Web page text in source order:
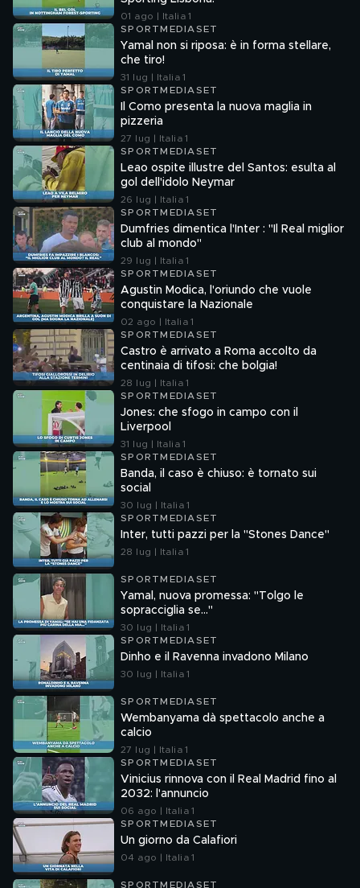
01 ago | Italia 1
SPORTMEDIASET
Yamal non si riposa: è in forma stellare,
che tiro!
31 lug | Italia 1
SPORTMEDIASET
Il Como presenta la nuova maglia in
pizzeria
27 lug | Italia 1
SPORTMEDIASET
Leao ospite illustre del Santos: esulta al
gol dell'idolo Neymar
26 lug | Italia 1
SPORTMEDIASET
Dumfries dimentica l'Inter : "Il Real miglior
club al mondo"
29 lug | Italia 1
SPORTMEDIASET
Agustin Modica, l'oriundo che vuole
conquistare la Nazionale
02 ago | Italia 1
SPORTMEDIASET
Castro è arrivato a Roma accolto da
centinaia di tifosi: che bolgia!
28 lug | Italia 1
SPORTMEDIASET
Jones: che sfogo in campo con il
Liverpool
31 lug | Italia 1
SPORTMEDIASET
Banda, il caso è chiuso: è tornato sui
social
30 lug | Italia 1
SPORTMEDIASET
Inter, tutti pazzi per la "Stones Dance"
28 lug | Italia 1
SPORTMEDIASET
Yamal, nuova promessa: "Tolgo le
sopracciglia se…"
30 lug | Italia 1
SPORTMEDIASET
Dinho e il Ravenna invadono Milano
30 lug | Italia 1
SPORTMEDIASET
Wembanyama dà spettacolo anche a
calcio
27 lug | Italia 1
SPORTMEDIASET
Vinicius rinnova con il Real Madrid fino al
2032: l'annuncio
06 ago | Italia 1
SPORTMEDIASET
Un giorno da Calafiori
04 ago | Italia 1
SPORTMEDIASET